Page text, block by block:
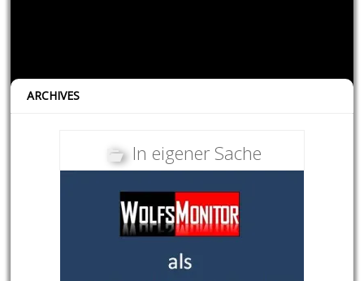
ARCHIVES
In eigener Sache